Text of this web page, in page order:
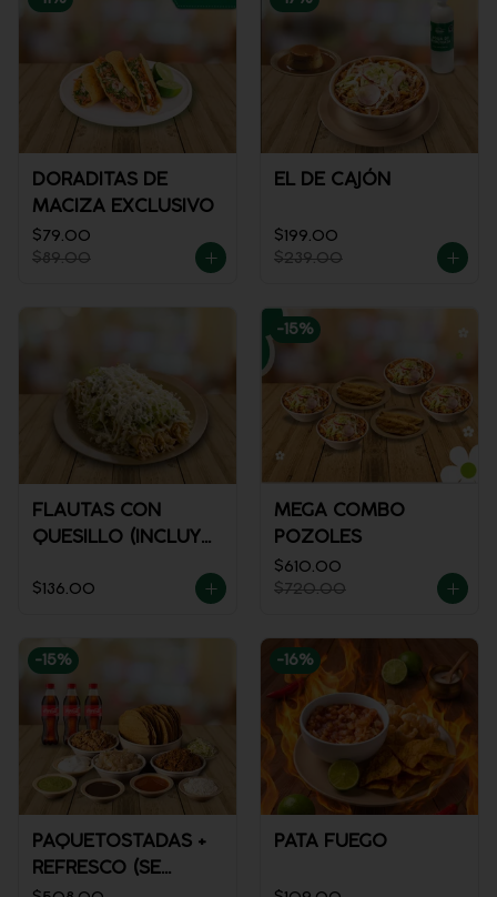
DORADITAS DE
MACIZA EXCLUSIVO
$79.00
$89.00
EL DE CAJÓN
$199.00
$239.00
FLAUTAS CON
QUESILLO (INCLUYE
SALSA)
$136.00
-15%
MEGA COMBO
POZOLES
$610.00
$720.00
-15%
PAQUETOSTADAS +
REFRESCO (SE
-16%
PATA FUEGO